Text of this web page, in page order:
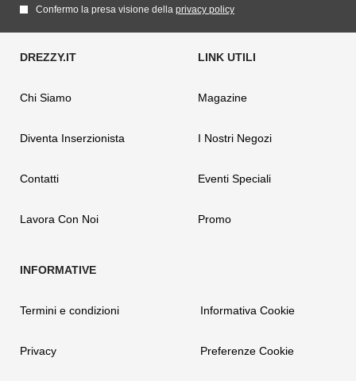
Confermo la presa visione della privacy policy
Chi Siamo
Diventa Inserzionista
Contatti
Lavora Con Noi
Magazine
I Nostri Negozi
Eventi Speciali
Promo
Termini e condizioni
Privacy
Informativa Cookie
Preferenze Cookie